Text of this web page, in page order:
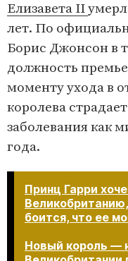
Елизавета II
лет. По
Борис Джонсон в
должность
моменту ухода в
королева
заболевания как
года.
Принц Гарри
боится, что ее
Новый король —